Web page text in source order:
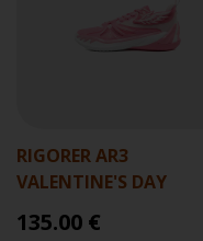
RIGORER AR3
VALENTINE'S DAY
135.00 €